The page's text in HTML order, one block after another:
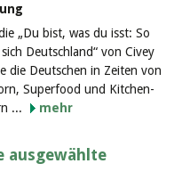
„Du bist, was du isst: So
Deutschland“ von Civey
die Deutschen in Zeiten von
Superfood und Kitchen-
...
mehr
ausgewählte